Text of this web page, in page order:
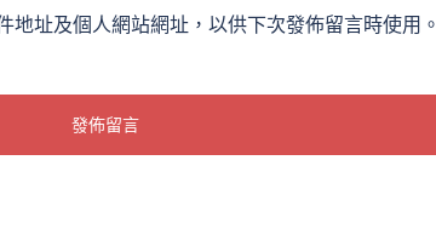
地址及個人網站網址，以供下次發佈留言時使用。